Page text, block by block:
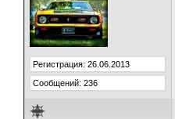
Регистрация: 26.06.2013
Сообщений: 236